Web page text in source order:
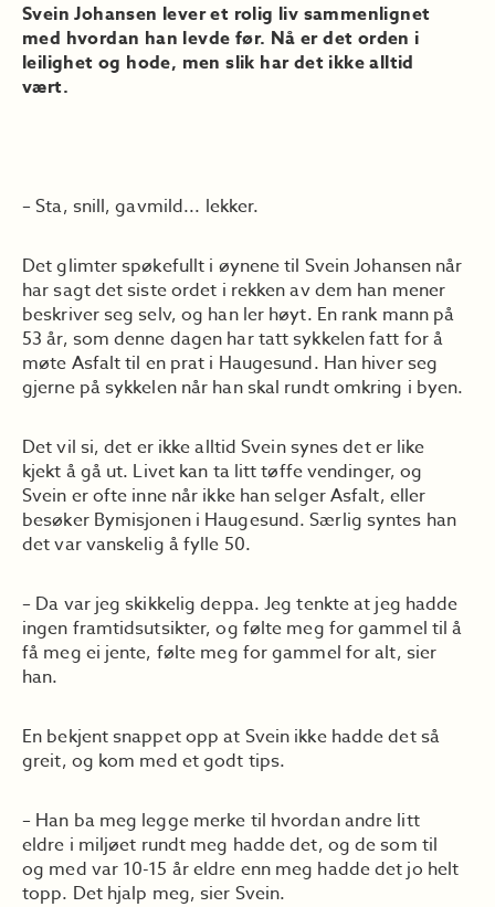
Svein Johansen lever et rolig liv sammenlignet
med hvordan han levde før. Nå er det orden i
leilighet og hode, men slik har det ikke alltid
vært.
– Sta, snill, gavmild... lekker.
Det glimter spøkefullt i øynene til Svein Johansen når
har sagt det siste ordet i rekken av dem han mener
beskriver seg selv, og han ler høyt. En rank mann på
53 år, som denne dagen har tatt sykkelen fatt for å
møte Asfalt til en prat i Haugesund. Han hiver seg
gjerne på sykkelen når han skal rundt omkring i byen.
Det vil si, det er ikke alltid Svein synes det er like
kjekt å gå ut. Livet kan ta litt tøffe vendinger, og
Svein er ofte inne når ikke han selger Asfalt, eller
besøker Bymisjonen i Haugesund. Særlig syntes han
det var vanskelig å fylle 50.
– Da var jeg skikkelig deppa. Jeg tenkte at jeg hadde
ingen framtidsutsikter, og følte meg for gammel til å
få meg ei jente, følte meg for gammel for alt, sier
han.
En bekjent snappet opp at Svein ikke hadde det så
greit, og kom med et godt tips.
– Han ba meg legge merke til hvordan andre litt
eldre i miljøet rundt meg hadde det, og de som til
og med var 10-15 år eldre enn meg hadde det jo helt
topp. Det hjalp meg, sier Svein.